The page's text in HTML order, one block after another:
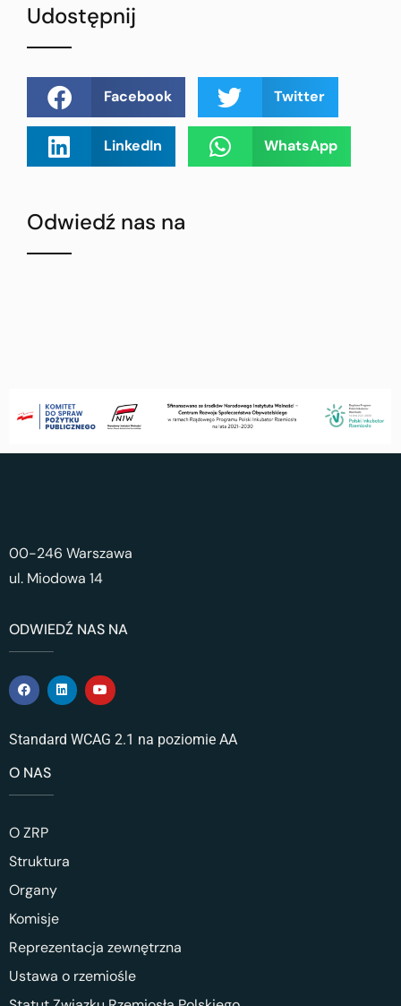
Udostępnij
Facebook Twitter
LinkedIn WhatsApp
Odwiedź nas na
00-246 Warszawa
ul. Miodowa 14
ODWIEDŹ NAS NA
Standard WCAG 2.1 na poziomie AA
O NAS
O ZRP
Struktura
Organy
Komisje
Reprezentacja zewnętrzna
Ustawa o rzemiośle